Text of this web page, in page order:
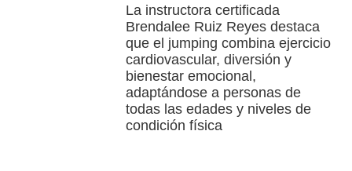
La instructora certificada
Brendalee Ruiz Reyes destaca
que el jumping combina ejercicio
cardiovascular, diversión y
bienestar emocional,
adaptándose a personas de
todas las edades y niveles de
condición física